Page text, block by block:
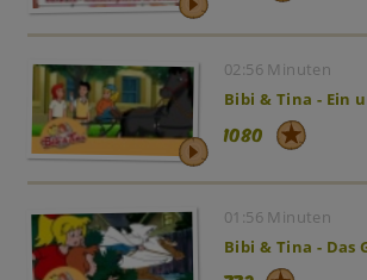
02:56 Minuten
Bibi & Tina - Ein
1080
01:56 Minuten
Bibi & Tina - Das